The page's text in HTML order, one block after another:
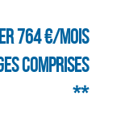
764 €/mois
comprises
**